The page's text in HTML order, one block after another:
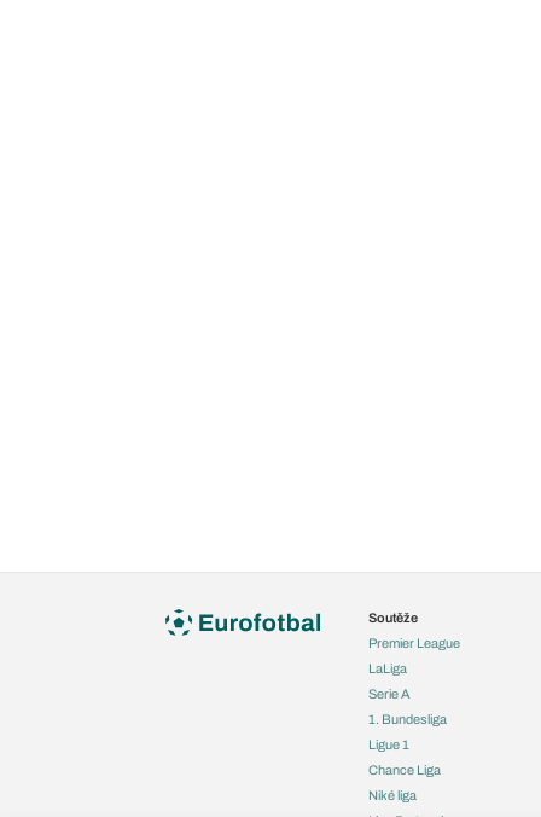
Soutěže
Premier League
LaLiga
Serie A
1. Bundesliga
Ligue 1
Chance Liga
Niké liga